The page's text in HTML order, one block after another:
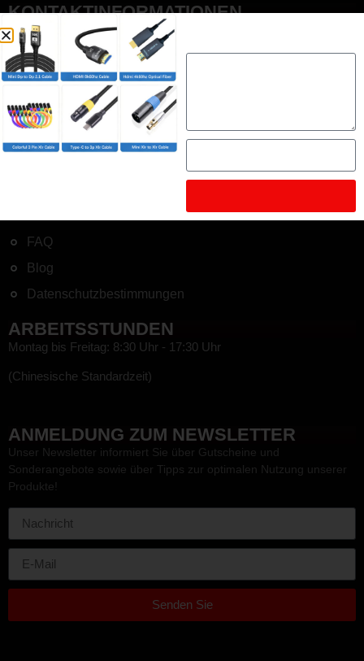
KONTAKTINFORMATIONEN
ruby@fycables.com
+8613347886943
+8613775643228
FAQ
Blog
Datenschutzbestimmungen
ANMELDUNG ZUM NEWSLETTER
Unser Newsletter informiert Sie über Gutscheine und
Sonderangebote sowie über Tipps zur optimalen Nutzung unserer
Produkte!
Senden Sie
ARBEITSSTUNDEN
Montag bis Freitag: 8:30 Uhr - 17:30 Uhr
(Chinesische Standardzeit)